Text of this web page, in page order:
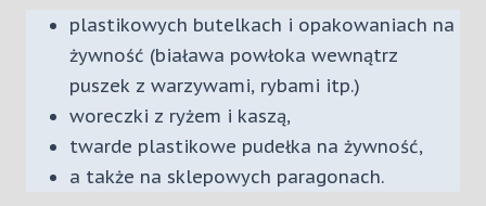
plastikowych butelkach i opakowaniach na
żywność (biaława powłoka wewnątrz
puszek z warzywami, rybami itp.)
woreczki z ryżem i kaszą,
twarde plastikowe pudełka na żywność,
a także na sklepowych paragonach.